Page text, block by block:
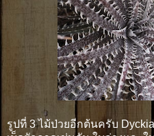
รูปที่ 3 ไม้ป่วยอีกต้นครับ